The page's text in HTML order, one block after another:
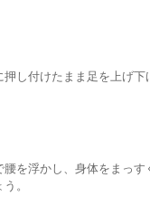
し付けたまま足を上げ
を浮かし、身体をまっ
。